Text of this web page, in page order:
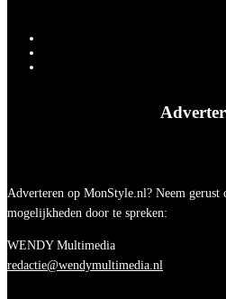
Adverteren op MonStyle.nl? Neem gerust
mogelijkheden door te spreken:
WENDY Multimedia
redactie@wendymultimedia.nl